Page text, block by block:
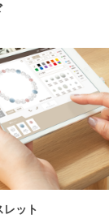
ット